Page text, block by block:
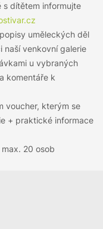
s dítětem informujte
uměleckých děl
naší venkovní galerie
u vybraných
komentáře k
voucher, kterým se
+ praktické informace
20 osob